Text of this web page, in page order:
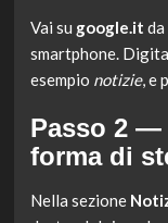
Vai su google.it
smartphone.
esempio notizie, e
Passo 2 —
forma di
Nella sezione